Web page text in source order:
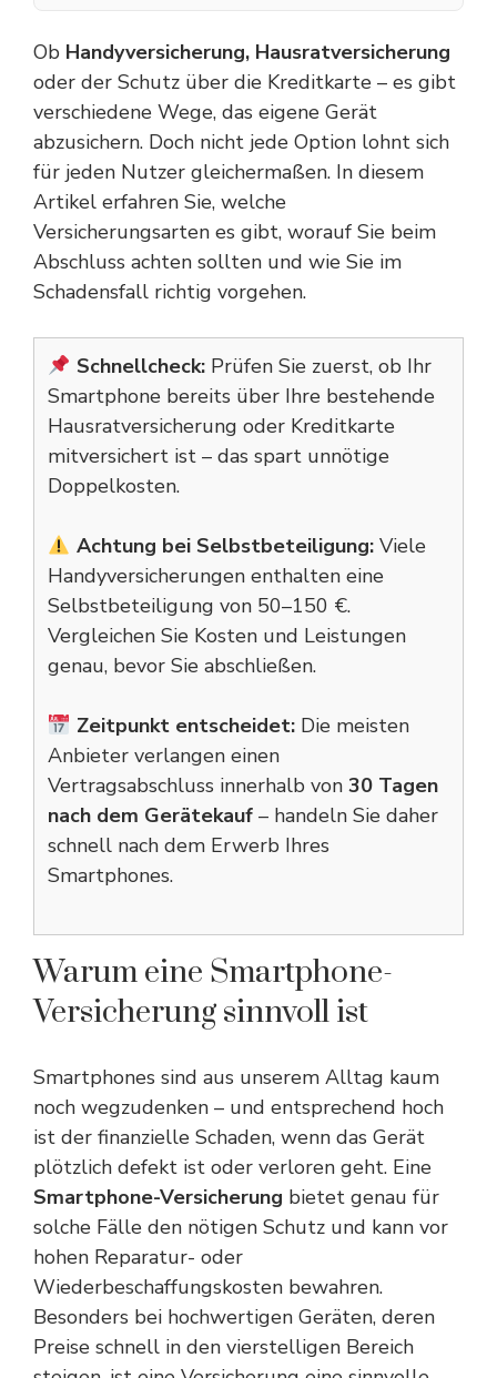
Ob Handyversicherung, Hausratversicherung
oder der Schutz über die Kreditkarte – es gibt
verschiedene Wege, das eigene Gerät
abzusichern. Doch nicht jede Option lohnt sich
für jeden Nutzer gleichermaßen. In diesem
Artikel erfahren Sie, welche
Versicherungsarten es gibt, worauf Sie beim
Abschluss achten sollten und wie Sie im
Schadensfall richtig vorgehen.
Schnellcheck:Prüfen Sie zuerst, ob Ihr
Smartphone bereits über Ihre bestehende
Hausratversicherung oder Kreditkarte
mitversichert ist – das spart unnötige
Doppelkosten.
Achtung bei Selbstbeteiligung:Viele
Handyversicherungen enthalten eine
Selbstbeteiligung von 50–150 €.
Vergleichen Sie Kosten und Leistungen
genau, bevor Sie abschließen.
Zeitpunkt entscheidet:Die meisten
Anbieter verlangen einen
Vertragsabschluss innerhalb von 30 Tagen
nach dem Gerätekauf – handeln Sie daher
schnell nach dem Erwerb Ihres
Smartphones.
Warum eine Smartphone-
Versicherung sinnvoll ist
Smartphones sind aus unserem Alltag kaum
noch wegzudenken – und entsprechend hoch
ist der finanzielle Schaden, wenn das Gerät
plötzlich defekt ist oder verloren geht. Eine
Smartphone-Versicherung bietet genau für
solche Fälle den nötigen Schutz und kann vor
hohen Reparatur- oder
Wiederbeschaffungskosten bewahren.
Besonders bei hochwertigen Geräten, deren
Preise schnell in den vierstelligen Bereich